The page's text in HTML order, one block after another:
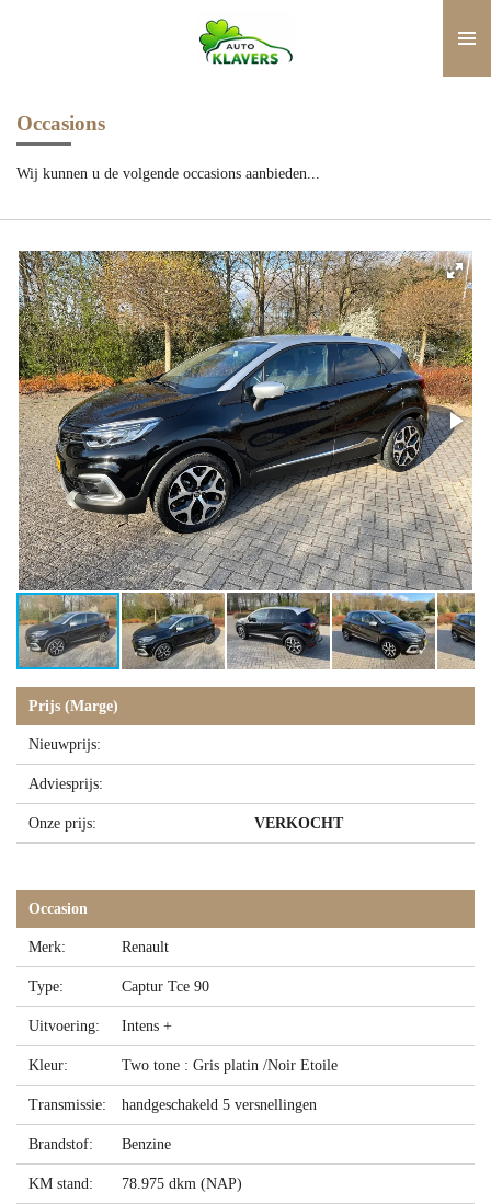
hoofdinhoud
Occasions
Wij kunnen u de volgende occasions aanbieden...
Prijs (Marge)
Nieuwprijs:
Adviesprijs:
Onze prijs: VERKOCHT
Occasion
Merk: Renault
Type: Captur Tce 90
Uitvoering: Intens +
Kleur: Two tone : Gris platin /Noir Etoile
Transmissie: handgeschakeld 5 versnellingen
Brandstof: Benzine
KM stand: 78.975 dkm (NAP)